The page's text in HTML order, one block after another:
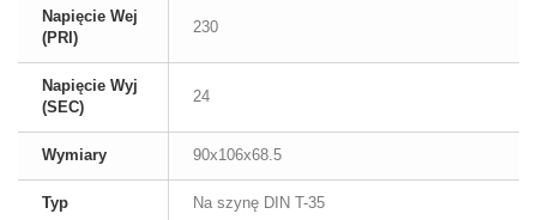
Napięcie Wej
(PRI)
230
Napięcie Wyj
(SEC)
24
Wymiary 90x106x68.5
Typ Na szynę DIN T-35